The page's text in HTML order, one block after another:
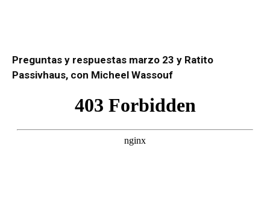
Preguntas y respuestas marzo 23 y Ratito
Passivhaus, con Micheel Wassouf